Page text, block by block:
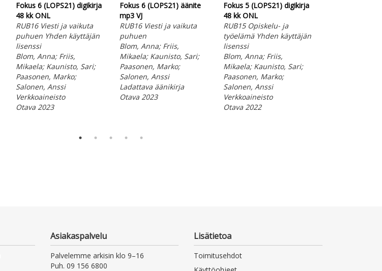
Fokus 6 (LOPS21) digikirja
48 kk ONL
RUB16 Viesti ja vaikuta
puhuen Yhden käyttäjän
lisenssi
Blom, Anna; Friis,
Mikaela; Kaunisto, Sari;
Paasonen, Marko;
Salonen, Anssi
Verkkoaineisto
Otava 2023
Fokus 6 (LOPS21) äänite
mp3 VJ
RUB16 Viesti ja vaikuta
puhuen
Blom, Anna; Friis,
Mikaela; Kaunisto, Sari;
Paasonen, Marko;
Salonen, Anssi
Ladattava äänikirja
Otava 2023
Fokus 5 (LOPS21) digikirja
48 kk ONL
RUB15 Opiskelu- ja
työelämä Yhden käyttäjän
lisenssi
Blom, Anna; Friis,
Mikaela; Kaunisto, Sari;
Paasonen, Marko;
Salonen, Anssi
Verkkoaineisto
Otava 2022
Asiakaspalvelu
Palvelemme arkisin klo 9–16
Puh. 09 156 6800
Lisätietoa
Toimitusehdot